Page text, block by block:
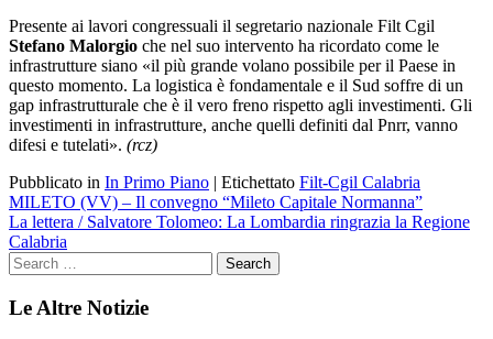
Presente ai lavori congressuali il segretario nazionale Filt Cgil
Stefano Malorgio che nel suo intervento ha ricordato come le
infrastrutture siano «il più grande volano possibile per il Paese in
questo momento. La logistica è fondamentale e il Sud soffre di un
gap infrastrutturale che è il vero freno rispetto agli investimenti. Gli
investimenti in infrastrutture, anche quelli definiti dal Pnrr, vanno
difesi e tutelati». (rcz)
Pubblicato in In Primo Piano | Etichettato Filt-Cgil Calabria
Navigazione
articoli
MILETO (VV) – Il convegno “Mileto Capitale Normanna”
La lettera / Salvatore Tolomeo: La Lombardia ringrazia la Regione
Calabria
Le Altre Notizie